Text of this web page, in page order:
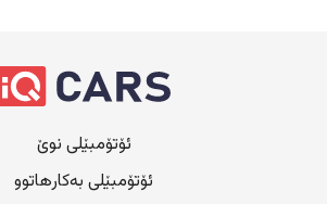
ئۆتۆمبێلی نوێ
ئۆتۆمبێلی بەکارهاتوو